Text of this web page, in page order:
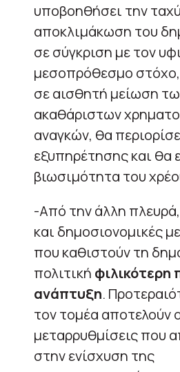
υποβοηθήσει την
αποκλιμάκωση του
σε σύγκριση με τον
μεσοπρόθεσμο
σε αισθητή μείωση
ακαθάριστων
αναγκών, θα
εξυπηρέτησης και θα
βιωσιμότητα του
-Από την άλλη πλευρά,
και δημοσιονομικές
που καθιστούν τη
πολιτική φιλικότερη
ανάπτυξη.
τον τομέα αποτελούν
μεταρρυθμίσεις που
στην ενίσχυση της